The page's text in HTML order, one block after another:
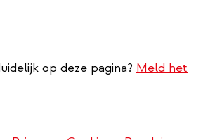
op deze pagina? Meld het